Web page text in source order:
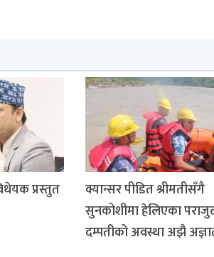
प्रस्तुत
क्यान्सर पीडित श्रीमतीसँगै
सुनकोशीमा हेलिएका
दम्पतीको अवस्था अझै